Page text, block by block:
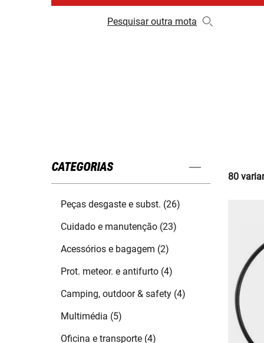
Pesquisar outra mota
CATEGORIAS
Peças desgaste e subst. (26)
Cuidado e manutenção (23)
Acessórios e bagagem (2)
Prot. meteor. e antifurto (4)
Camping, outdoor & safety (4)
Multimédia (5)
Oficina e transporte (4)
80